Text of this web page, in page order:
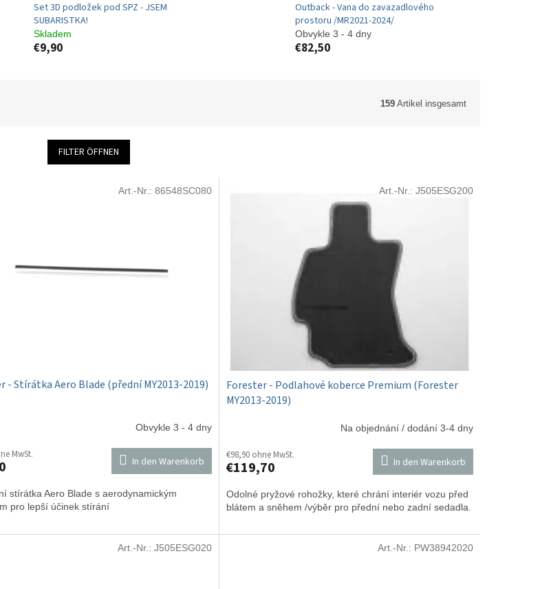
Set 3D podložek pod SPZ - JSEM
SUBARISTKA!
Skladem
€9,90
Outback - Vana do zavazadlového
prostoru /MR2021-2024/
Obvykle 3 - 4 dny
€82,50
159 Artikel insgesamt
FILTER ÖFFNEN
- Stírátka Aero Blade (přední MY2013-2019)
Obvykle 3 - 4 dny
MwSt.
In den Warenkorb
stírátka Aero Blade s aerodynamickým
pro lepší účinek stírání
Art.-Nr.: 86548SC080
Forester - Podlahové koberce Premium (Forester
MY2013-2019)
Na objednání / dodání 3-4 dny
€98,90 ohne MwSt.
€119,70 In den Warenkorb
Odolné pryžové rohožky, které chrání interiér vozu před
blátem a sněhem /výběr pro přední nebo zadní sedadla.
Art.-Nr.: J505ESG200
Art.-Nr.: J505ESG020 Art.-Nr.: PW38942020